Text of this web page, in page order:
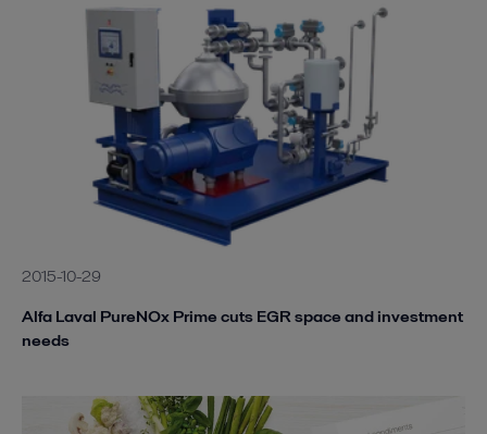
2015-10-29
Alfa Laval PureNOx Prime cuts EGR space and investment
needs